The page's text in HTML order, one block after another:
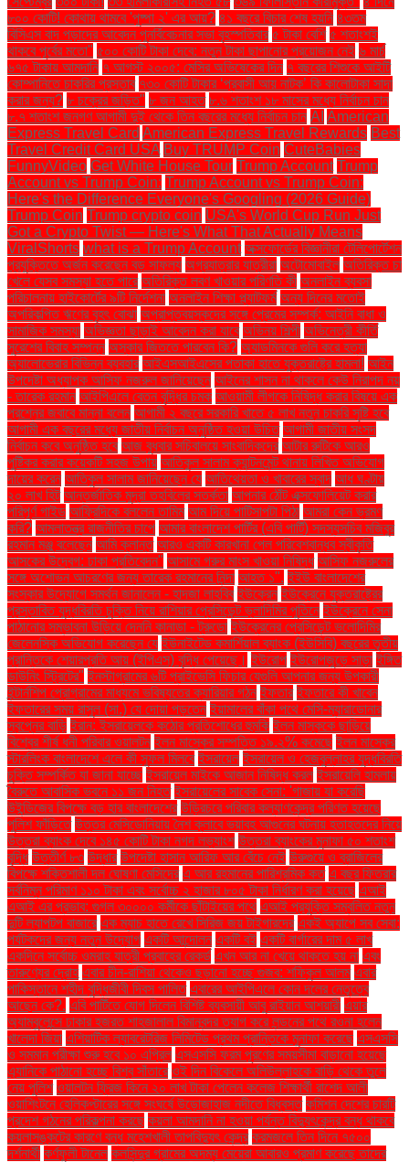
৮০০ কোটি! কোথায় থামবে 'পুষ্পা ২' এর আয়? ৪১ বছরে বিচার শেষ হয়নি ৪৩তম
বিসিএস বাদ পড়াদের আবেদন পুনর্বিবেচনার সভা বৃহস্পতিবার ৫ টাকা বেশি ৫ শতাংশই
থাকবে পূর্বের মতো" ৫০০ কোটি টাকা দেবে: নতুন টাকা ছাপানোর প্রয়োজন নেই ৬ মার্চ
৬৭৫ টাকায় আমদানি ৭ আগস্ট ২০০৫: মেসির অভিষেকের দিন ৭ বছরের শিশুকে আইটি
কোম্পানিতে চাকরির প্রস্তাব ৭৩০ কোটি টাকার ‘প্রবাসী আয় নাটক’ কি কালোটাকা সাদা
করার জন্য? ৮ চক্রের জড়িত" ৮ জন আহত ৮.৬ শতাংশ ১৮ মাসের মধ্যে নির্বাচন চান
৮.৭ শতাংশ জনগণ আগামী দুই থেকে তিন বছরের মধ্যে নির্বাচন চান AI American
Express Travel Card American Express Travel Rewards Best
Travel Credit Card USA Buy TRUMP Coin CuteBabies
FunnyVideo Get White House Tour Trump Account Trump
Account vs Trump Coin: Trump Account vs Trump Coin:
Here's the Difference Everyone's Googling (2026 Guide)
Trump Coin Trump crypto coin USA's World Cup Run Just
Got a Crypto Twist — Here's What That Actually Means
ViralShorts what is a Trump Account অক্সফোর্ডের বিজ্ঞানীরা টেলিপোর্টেশন
প্রযুক্তিতে অর্জন করেছেন বড় সাফল্য অগ্রযাত্রার যাত্রীরা অটোমোবাইল অতিরিক্ত চা
খেলে যেসব সমস্যা হতে পারে অতিরিক্ত লবণ খাওয়ার পরিণতি কী অনলাইন ব্যবসা
পরিচালনায় হাইকোর্টের ৯টি নির্দেশনা অনলাইন শিক্ষা প্ল্যাটফর্ম অন্য দিনের মতোই
অপরিকল্পিত ঋণের বৃহৎ বোঝা অপ্রাপ্তবয়স্কদের সঙ্গে প্রেমের সম্পর্ক: আইনি বাধা ও
সামাজিক সমস্যা অভিজ্ঞতা ছাড়াই আবেদন করা যাবে অভিনয় শিল্পী অভিনেত্রী কীর্তি
সুরেশের বিবাহ সম্পন্ন অস্কার জিততে পারবেন কি? অ্যাডমিনকে গুলি করে হত্যা
অ্যালোভেরার বিভিন্ন ব্যবহার আইএসআইএসের পতাকা হাতে যুক্তরাষ্ট্রে হামলা! আইন
উপদেষ্টা অধ্যাপক আসিফ নজরুল জানিয়েছেন আইনের শাসন না থাকলে কেউ নিরাপদ নয়
- তারেক রহমান আইপিএলে বেতন বৃদ্ধির চমক আওয়ামী লীগকে নিষিদ্ধ করার বিষয়ে এক
প্রশ্নের জবাবে মান্না বলেন আগামী ২ বছরে সরকারি খাতে ৫ লাখ নতুন চাকরি সৃষ্টি হবে
আগামী এক বছরের মধ্যে জাতীয় নির্বাচন অনুষ্ঠিত হওয়া উচিত আগামী জাতীয় সংসদ
নির্বাচন কবে অনুষ্ঠিত হবে আজ বুধবার সচিবালয়ে সাংবাদিকদের আটার রুটিকে আরও
পুষ্টিকর করার কয়েকটি সহজ উপায় আতিকুল সালাম ক্যান্টনমেন্ট থানায় লিখিত অভিযোগ
দায়ের করেন আতিকুল সালাম জানিয়েছেন যে আতিথেয়তা ও খাবারের স্বাদ আধ ঘণ্টায়
২০ লাখ হিট আন্তর্জাতিক মুদ্রা তহবিলের সতর্কতা আপনার ঠোঁট এক্সফোলিয়েট করার
পরিপূর্ণ গাইড আফ্রিদিকে বললেন তামিম আম দিয়ে পাটিসাপটা পিঠা আমরা কেন ভ্রমণ
করি? আমলাতন্ত্র রাজনীতির চাপে আমার বাংলাদেশ পার্টির (এবি পার্টি) সদস্যসচিব মজিবুর
রহমান মঞ্জু বলেছেন আমি ক্লান্ত আরও একটি কারখানা পেল পরিবেশবান্ধব স্বীকৃতি
আসকের উদ্বেগ: ঢাকা প্রতিবেদন" আসামে গরুর মাংস খাওয়া নিষিদ্ধ আসিফ নজরুলের
সঙ্গে অশোভন আচরণের জন্য তারেক রহমানের নিন্দা আহত ১". ইইউ বাংলাদেশের
সংস্কার উদ্যোগে সমর্থন জানালেন - হাদজা লাহবিব ইউক্রেন ইউক্রেনে যুক্তরাষ্ট্রের
প্রস্তাবিত যুদ্ধবিরতি চুক্তি নিয়ে রাশিয়ার প্রেসিডেন্ট ভ্লাদিমির পুতিনে ইউক্রেনে সেনা
পাঠানোর সম্ভাবনা উড়িয়ে দেননি কানাডা - ট্রুডো ইউক্রেনের প্রেসিডেন্ট ভলোদিমির
জেলেনস্কি অভিযোগ করেছেন যে ইউনাইটেড কমার্শিয়াল ব্যাংক (ইউসিবি) বছরের তৃতীয়
প্রান্তিকে শেয়ারপ্রতি আয় (ইপিএস) বৃদ্ধি পেয়েছে। ইউরোপ ইউরোপজুড়ে সাড়া ইঙ্গিত
ডাউনিং স্ট্রিটের" ইনস্টাগ্রামের ৬টি প্রাইভেসি ফিচার যেগুলি আপনার জন্য উপকারী
ইন্টার্নশিপ প্রোগ্রামের মাধ্যমে ভবিষ্যতের ক্যারিয়ার গঠন ইফতার ইফতারে কী খাবেন
ইফতারের সময় রাসুল (সা.) যে দোয়া পড়তেন ইয়ামালের বাঁকা পথে মেসি-ম্যারাডোনার
স্বপ্নের বাড়ি ইরান: ইসরায়েলকে কঠোর প্রতিশোধের হুমকি ইলন মাস্ককে ছাড়িয়ে
বিশ্বের শীর্ষ ধনী পরিবার ওয়ালটন ইলন মাস্কের সম্পত্তি ১৯.২% কমেছে ইলন মাস্কের
স্টারলিংক বাংলাদেশে এলে কী সুফল মিলবে ইসরায়েল ইসরায়েল ও হেজবুল্লাহর যুদ্ধবিরতি
চুক্তি সম্পর্কিত যা জানা যাচ্ছে ইসরায়েল মাইকে আজান নিষিদ্ধ করল ইসরায়েলি হামলায়
বৈরুতে আবাসিক ভবনে ১১ জন নিহত ইসরায়েলের সাবেক সেনা: 'গাজায় যা করেছি
উইন্ডিজের বিপক্ষে বড় হার বাংলাদেশের উড়িরচরে পরিবার কল্যাণকেন্দ্র পরিণত হয়েছে
পুলিশ ফাঁড়িতে উত্তর মেসিডোনিয়ায় নৈশ ক্লাবে ভয়াবহ আগুনের ঘটনায় হতাহতদের নিয়ে
উত্তরা ব্যাংক দেবে ১৪৫ কোটি টাকা নগদ লভ্যাংশ উত্তরা ব্যাংকের মুনাফা ৫০ শতাংশ
বৃদ্ধি উত্তীর্ণ ৮৩ উদ্ধার উপদেষ্টা হাসান আরিফ আর বেঁচে নেই উরুগুয়ে ও ব্রাজিলের
বিপক্ষে শক্তিশালী দল ঘোষণা মেসিদের এ আর রহমানের পারিশ্রমিক কত এ বছর ফিতরার
সর্বনিম্ন পরিমাণ ১১০ টাকা এবং সর্বোচ্চ ২ হাজার ৮০৫ টাকা নির্ধারণ করা হয়েছে এআই
এআই এর প্রভাব: গুগল ৩০০০০ কর্মীকে ছাঁটাইয়ের পথে এআই প্রযুক্তি সম্বলিত নতুন
দুটি ল্যাপটপ বাজারে এক ম্যাচ হাতে রেখে সিরিজ জয় টাইগারদের একই অ্যাপে সব সেবা:
পর্যটকদের জন্য নতুন উদ্যোগ একটি আন্দোলন একটি বই একটি বার্গারের দাম ৫ লাখ
একদিনে সর্বোচ্চ ওমরাহ যাত্রী প্রবাহের রেকর্ড এখন আর না খেয়ে থাকতে হয় না এবং
তারুণ্যের দ্রোহ এবার চীন-রাশিয়া থেকেও ছড়ানো হচ্ছে গুজব: শফিকুল আলম এবার
পাকিস্তানে শহীদ বুদ্ধিজীবী দিবস পালিত এবারের আইপিএলে কোন দলের নেতৃত্বে
আছেন কে?. এবি পার্টিতে যোগ দিলেন বিশিষ্ট ব্যবসায়ী আবু রাইয়ান আশয়ারী এয়ার
অ্যাম্বুলেন্সে ঢাকার হজরত শাহজালাল বিমানবন্দর ত্যাগ করে লন্ডনের পথে রওনা হলেন
খালেদা জিয়া এশিয়াটিক ল্যাবরেটরিজ লিমিটেড প্রথম প্রান্তিকে মুনাফা করেছে এসএসসি
ও সমমান পরীক্ষা শুরু হবে ১০ এপ্রিল এসএসসি ফরম পূরণের সময়সীমা বাড়ানো হয়েছে
এ্যানিকে পাঠানো হচ্ছে বিশ্ব সাঁতারে ওই দিন বিকেলে অলিউল্লাহকে বাড়ি থেকে তুলে
নেয় পুলিশ ওয়ালটন ফ্রিজ কিনে ২০ লাখ টাকা পেলেন কলেজ শিক্ষার্থী রাশেদ আলী
ওয়াশিংটনে হেলিকপ্টারের সঙ্গে সংঘর্ষে উড়োজাহাজ নদীতে বিধ্বস্ত কমিশন দেশের চারটি
প্রদেশ গঠনের পরিকল্পনা করছে কয়লা আমদানি না হওয়া পর্যন্ত বিদ্যুৎকেন্দ্র বন্ধ থাকবে
কয়লাসঙ্কটের কারণে বন্ধ মহেশখালী তাপবিদ্যুৎ কেন্দ্র করমজলে তিন দিনে ৭৫০০
দর্শনার্থী কর্ণফুলী টানেল কলসিন্দুর গ্রামের অদম্য মেয়েরা আবারও প্রমাণ করেছে তাদের